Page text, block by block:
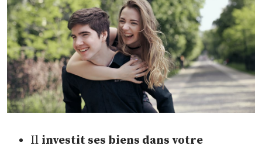
Il investit ses biens dans votre